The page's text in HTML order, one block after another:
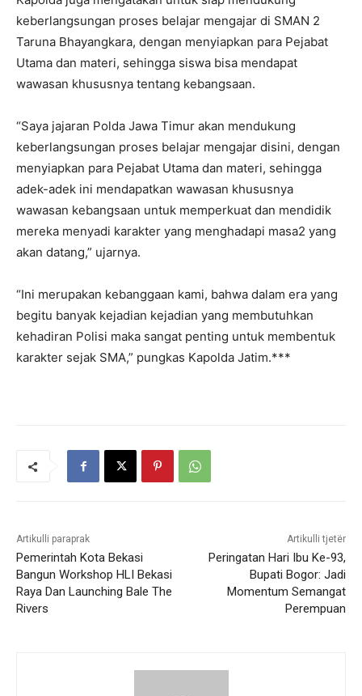
keberlangsungan proses belajar mengajar di SMAN 2
Taruna Bhayangkara, dengan menyiapkan para Pejabat
Utama dan materi, sehingga siswa bisa mendapat
wawasan khususnya tentang kebangsaan.
“Saya jajaran Polda Jawa Timur akan mendukung
keberlangsungan proses belajar mengajar disini, dengan
menyiapkan para Pejabat Utama dan materi, sehingga
adek-adek ini mendapatkan wawasan khususnya
wawasan kebangsaan untuk memperkuat dan mendidik
mereka menyadi karakter yang menghadapi masa2 yang
akan datang,” ujarnya.
“Ini merupakan kebanggaan kami, bahwa dalam era yang
begitu banyak kejadian kejadian yang membutuhkan
kehadiran Polisi maka sangat penting untuk membentuk
karakter sejak SMA,” pungkas Kapolda Jatim.***
Artikulli paraprak
Pemerintah Kota Bekasi
Bangun Workshop HLI Bekasi
Raya Dan Launching Bale The
Rivers
Artikulli tjetër
Peringatan Hari Ibu Ke-93,
Bupati Bogor: Jadi
Momentum Semangat
Perempuan